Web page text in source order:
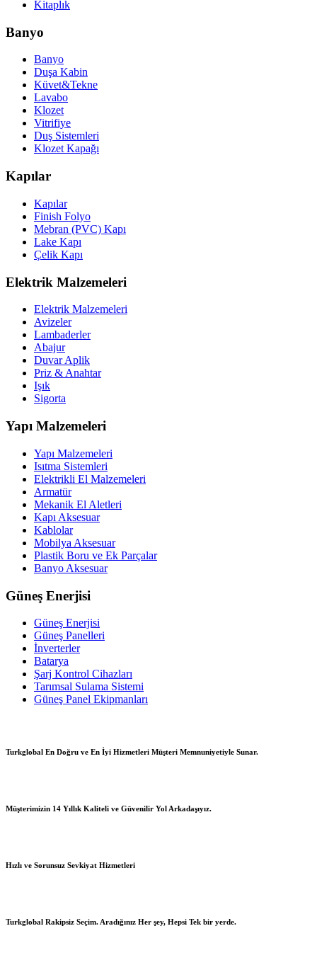
Kitaplık
Banyo
Banyo
Duşa Kabin
Küvet&Tekne
Lavabo
Klozet
Vitrifiye
Duş Sistemleri
Klozet Kapağı
Kapılar
Kapılar
Finish Folyo
Mebran (PVC) Kapı
Lake Kapı
Çelik Kapı
Elektrik Malzemeleri
Elektrik Malzemeleri
Avizeler
Lambaderler
Abajur
Duvar Aplik
Priz & Anahtar
Işık
Sigorta
Yapı Malzemeleri
Yapı Malzemeleri
Isıtma Sistemleri
Elektrikli El Malzemeleri
Armatür
Mekanik El Aletleri
Kapı Aksesuar
Kablolar
Mobilya Aksesuar
Plastik Boru ve Ek Parçalar
Banyo Aksesuar
Güneş Enerjisi
Güneş Enerjisi
Güneş Panelleri
İnverterler
Batarya
Şarj Kontrol Cihazları
Tarımsal Sulama Sistemi
Güneş Panel Ekipmanları
Turkglobal En Doğru ve En İyi Hizmetleri Müşteri Memnuniyetiyle Sunar.
Müşterimizin 14 Yıllık Kaliteli ve Güvenilir Yol Arkadaşıyız.
Hızlı ve Sorunsuz Sevkiyat Hizmetleri
Turkglobal Rakipsiz Seçim. Aradığınız Her şey, Hepsi Tek bir yerde.